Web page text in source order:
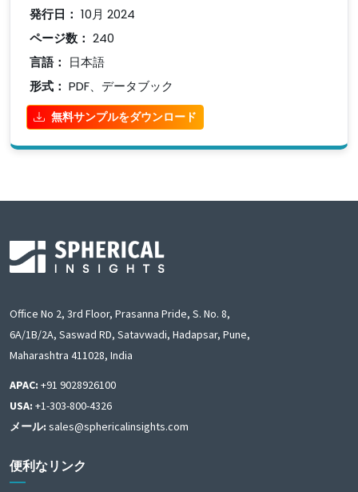
発行日： 10月 2024
ページ数： 240
言語： 日本語
形式： PDF、データブック
無料サンプルをダウンロード
Office No 2, 3rd Floor, Prasanna Pride, S. No. 8,
6A/1B/2A, Saswad RD, Satavwadi, Hadapsar, Pune,
Maharashtra 411028, India
APAC: +91 9028926100
USA: +1-303-800-4326
メール: sales@sphericalinsights.com
便利なリンク